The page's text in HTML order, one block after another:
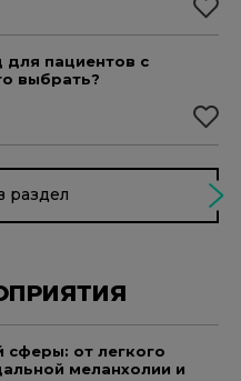
для пациентов с
выбрать?
раздел
сферы: от легкого
меланхолии и